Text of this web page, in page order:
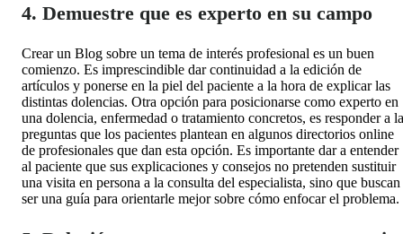
4. Demuestre que es experto en su campo
Crear un Blog sobre un tema de interés profesional es un buen
comienzo. Es imprescindible dar continuidad a la edición de
artículos y ponerse en la piel del paciente a la hora de explicar las
distintas dolencias. Otra opción para posicionarse como experto en
una dolencia, enfermedad o tratamiento concretos, es responder a
preguntas que los pacientes plantean en algunos directorios online
de profesionales que dan esta opción. Es importante dar a entender
al paciente que sus explicaciones y consejos no pretenden sustituir
una visita en persona a la consulta del especialista, sino que buscan
ser una guía para orientarle mejor sobre cómo enfocar el problema.